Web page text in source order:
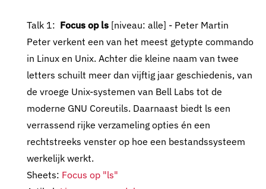
Talk 1: Focus op ls [niveau: alle] - Peter Martin
Peter verkent een van het meest getypte commando
in Linux en Unix. Achter die kleine naam van twee
letters schuilt meer dan vijftig jaar geschiedenis, van
de vroege Unix-systemen van Bell Labs tot de
moderne GNU Coreutils. Daarnaast biedt ls een
verrassend rijke verzameling opties én een
rechtstreeks venster op hoe een bestandssysteem
werkelijk werkt.
Sheets: Focus op "ls"